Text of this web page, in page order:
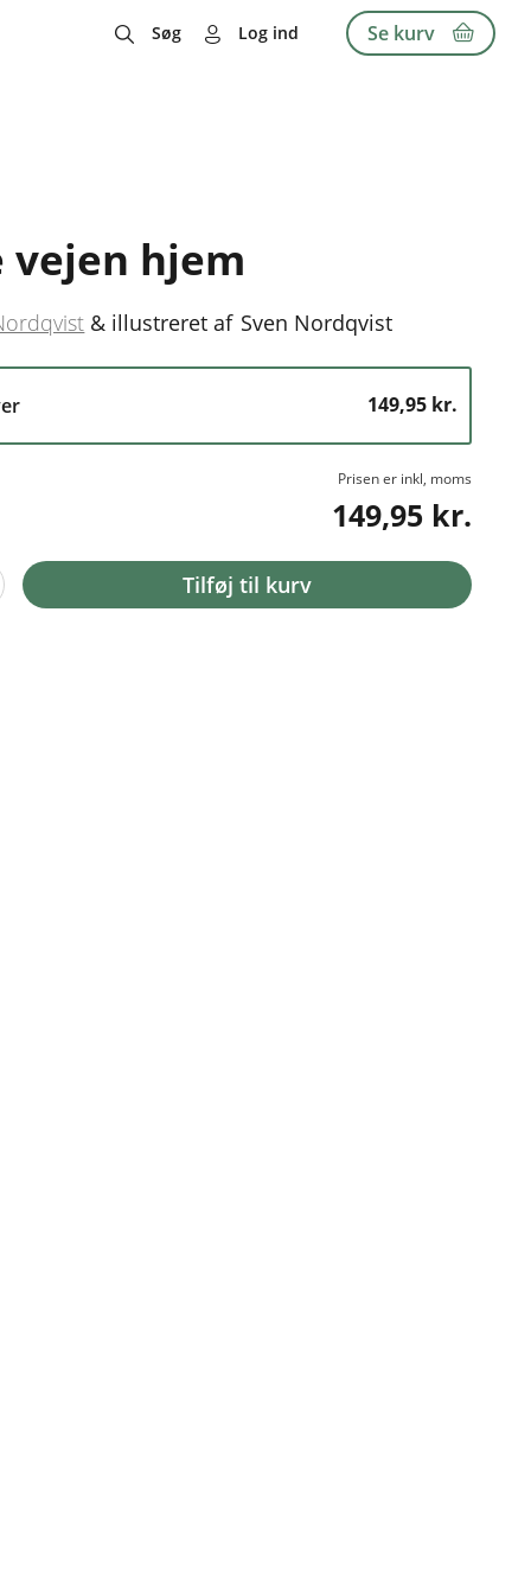
Søg Log ind Se kurv
vejen hjem
& illustreret af Sven Nordqvist
149,95 kr.
Prisen er inkl, moms
149,95 kr.
Tilføj til kurv